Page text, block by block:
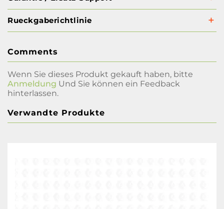
Rueckgaberichtlinie
Comments
Wenn Sie dieses Produkt gekauft haben, bitte
Anmeldung Und Sie können ein Feedback
hinterlassen.
Verwandte Produkte